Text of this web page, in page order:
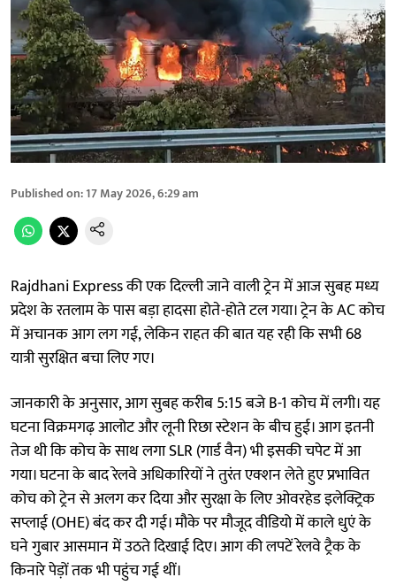
Published on:17 May 2026, 6:29 am
Rajdhani Express की एक दिल्ली जाने वाली ट्रेन में आज सुबह मध्य
प्रदेश के रतलाम के पास बड़ा हादसा होते-होते टल गया। ट्रेन के AC कोच
में अचानक आग लग गई, लेकिन राहत की बात यह रही कि सभी 68
यात्री सुरक्षित बचा लिए गए।
जानकारी के अनुसार, आग सुबह करीब 5:15 बजे B-1 कोच में लगी। यह
घटना विक्रमगढ़ आलोट और लूनी रिछा स्टेशन के बीच हुई। आग इतनी
तेज थी कि कोच के साथ लगा SLR (गार्ड वैन) भी इसकी चपेट में आ
गया। घटना के बाद रेलवे अधिकारियों ने तुरंत एक्शन लेते हुए प्रभावित
कोच को ट्रेन से अलग कर दिया और सुरक्षा के लिए ओवरहेड इलेक्ट्रिक
सप्लाई (OHE) बंद कर दी गई। मौके पर मौजूद वीडियो में काले धुएं के
घने गुबार आसमान में उठते दिखाई दिए। आग की लपटें रेलवे ट्रैक के
किनारे पेड़ों तक भी पहुंच गई थीं।